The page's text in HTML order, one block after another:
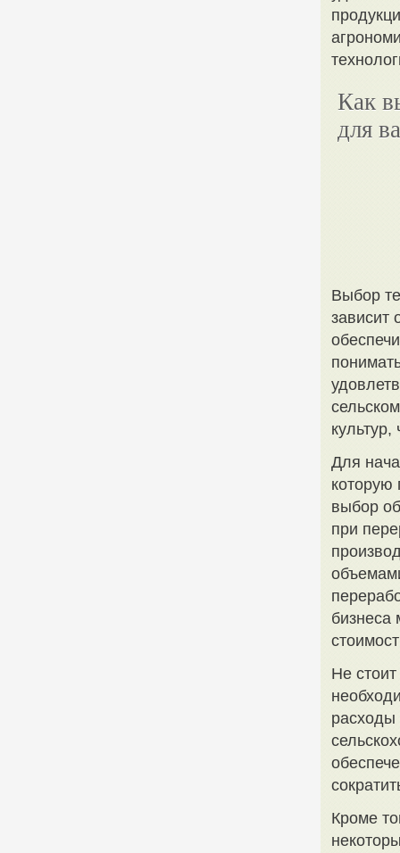
Как
для
Выбор
зависит
Для
которую
выбор
при
бизнеса
Не
расходы
Кроме